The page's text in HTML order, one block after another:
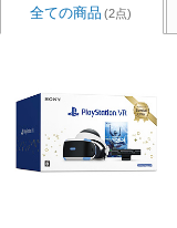
全ての商品 (2点)